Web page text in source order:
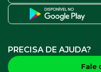
PRECISA DE AJUDA?
Fale